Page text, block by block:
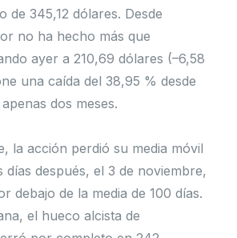
de 345,12 dólares. Desde
no ha hecho más que
ayer a 210,69 dólares (–6,58
una caída del 38,95 % desde
dos meses.
la acción perdió su media móvil
días después, el 3 de noviembre,
debajo de la media de 100 días.
el hueco alcista de